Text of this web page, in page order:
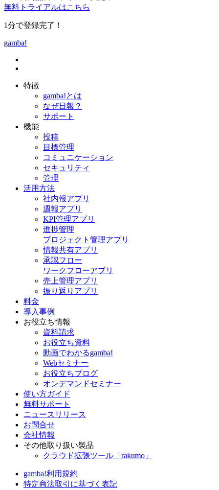
無料トライアルはこちら
1分で登録完了！
gamba!
特徴
gamba!とは
なぜ日報？
サポート
機能
投稿
目標管理
コミュニケーション
セキュリティ
管理
活用方法
社内報アプリ
週報アプリ
KPI管理アプリ
進捗管理
プロジェクト管理アプリ
情報共有アプリ
承認フロー
ワークフローアプリ
売上管理アプリ
振り返りアプリ
料金
導入事例
お役立ち情報
資料請求
お役立ち資料
動画でわかるgamba!
Webセミナー
お役立ちブログ
オンデマンドセミナー
使い方ガイド
無料サポート
ニュースリリース
お問合せ
会社情報
その他取り扱い製品
クラウド拡張ツール「rakumo」
gamba!利用規約
特定商法取引に基づく表記